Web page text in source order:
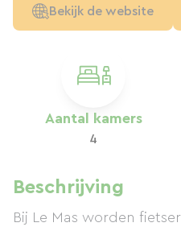
Aantal kamers
4
Beschrijving
Bij Le Mas worden
Bekijk de website